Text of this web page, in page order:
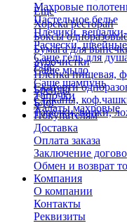
Махровые
Пастельное белье
Плечики,
Расчески,
Саше гель для
Саше мыло
Саше шампунь
Тапочки
Халаты махровые
Еще
Хорека ресторан
Боксы
Бумага для
Зубочистки
Пленка пищевая,
Скатерти
Стаканы,
Тарелки, вилки,
Еще
Бренды
Блог
Покупателям
Доставка
Оплата заказа
Заключение
Обмен и возврат
Компания
О компании
Контакты
Реквизиты